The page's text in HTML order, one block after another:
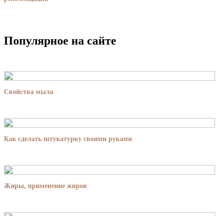
Популярное на сайте
Свойства мыла
Как сделать штукатурку своими руками
Жиры, применение жиров